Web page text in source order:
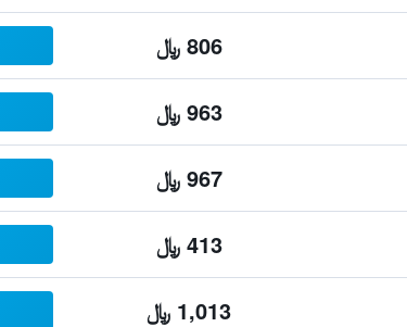
806 ﷼
963 ﷼
967 ﷼
413 ﷼
1,013 ﷼